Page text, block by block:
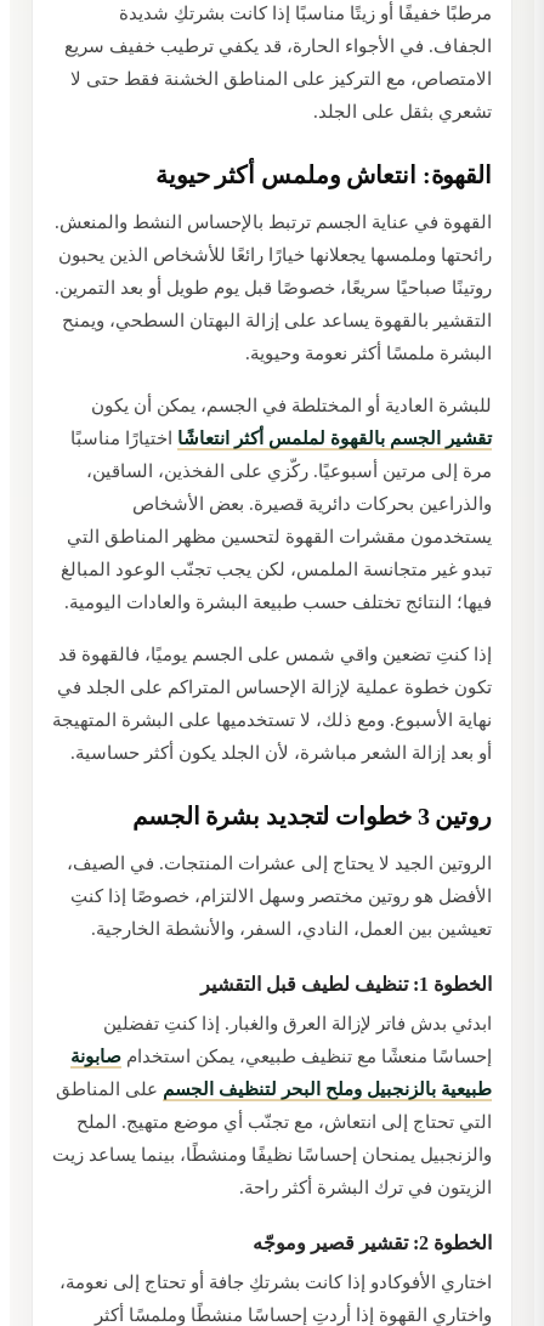
مرطبًا خفيفًا أو زيتًا مناسبًا إذا كانت بشرتكِ شديدة
الجفاف. في الأجواء الحارة، قد يكفي ترطيب خفيف سريع
الامتصاص، مع التركيز على المناطق الخشنة فقط حتى لا
تشعري بثقل على الجلد.
القهوة: انتعاش وملمس أكثر حيوية
القهوة في عناية الجسم ترتبط بالإحساس النشط والمنعش.
رائحتها وملمسها يجعلانها خيارًا رائعًا للأشخاص الذين يحبون
روتينًا صباحيًا سريعًا، خصوصًا قبل يوم طويل أو بعد التمرين.
التقشير بالقهوة يساعد على إزالة البهتان السطحي، ويمنح
البشرة ملمسًا أكثر نعومة وحيوية.
للبشرة العادية أو المختلطة في الجسم، يمكن أن يكون
تقشير الجسم بالقهوة لملمس أكثر انتعاشًا اختيارًا مناسبًا
مرة إلى مرتين أسبوعيًا. ركّزي على الفخذين، الساقين،
والذراعين بحركات دائرية قصيرة. بعض الأشخاص
يستخدمون مقشرات القهوة لتحسين مظهر المناطق التي
تبدو غير متجانسة الملمس، لكن يجب تجنّب الوعود المبالغ
فيها؛ النتائج تختلف حسب طبيعة البشرة والعادات اليومية.
إذا كنتِ تضعين واقي شمس على الجسم يوميًا، فالقهوة قد
تكون خطوة عملية لإزالة الإحساس المتراكم على الجلد في
نهاية الأسبوع. ومع ذلك، لا تستخدميها على البشرة المتهيجة
أو بعد إزالة الشعر مباشرة، لأن الجلد يكون أكثر حساسية.
روتين 3 خطوات لتجديد بشرة الجسم
الروتين الجيد لا يحتاج إلى عشرات المنتجات. في الصيف،
الأفضل هو روتين مختصر وسهل الالتزام، خصوصًا إذا كنتِ
تعيشين بين العمل، النادي، السفر، والأنشطة الخارجية.
الخطوة 1: تنظيف لطيف قبل التقشير
ابدئي بدش فاتر لإزالة العرق والغبار. إذا كنتِ تفضلين
إحساسًا منعشًا مع تنظيف طبيعي، يمكن استخدام صابونة
طبيعية بالزنجبيل وملح البحر لتنظيف الجسم على المناطق
التي تحتاج إلى انتعاش، مع تجنّب أي موضع متهيج. الملح
والزنجبيل يمنحان إحساسًا نظيفًا ومنشطًا، بينما يساعد زيت
الزيتون في ترك البشرة أكثر راحة.
الخطوة 2: تقشير قصير وموجّه
اختاري الأفوكادو إذا كانت بشرتكِ جافة أو تحتاج إلى نعومة،
واختاري القهوة إذا أردتِ إحساسًا منشطًا وملمسًا أكثر